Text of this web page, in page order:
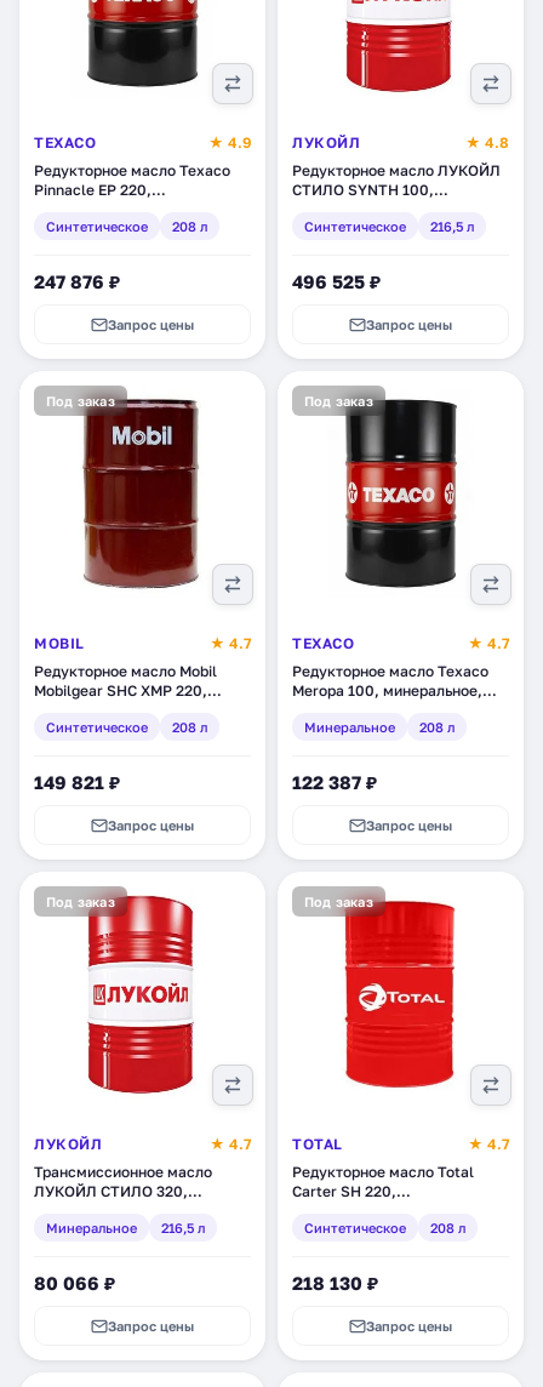
TEXACO
★ 4.9
Редукторное масло Texaco
Pinnacle EP 220,
(802083DEE)
Синтетическое 208 л
247 876 ₽
Запрос цены
ЛУКОЙЛ
★ 4.8
Редукторное масло ЛУКОЙЛ
СТИЛО SYNTH 100,
(3045815)
Синтетическое 216,5 л
496 525 ₽
Запрос цены
Под заказ
MOBIL
★ 4.7
Редукторное масло Mobil
Mobilgear SHC XMP 220,
(122867)
Синтетическое 208 л
149 821 ₽
Запрос цены
Под заказ
TEXACO
★ 4.7
Редукторное масло Texaco
Meropa 100, минеральное,
Минеральное 208 л
122 387 ₽
Запрос цены
Под заказ
ЛУКОЙЛ
★ 4.7
Трансмиссионное масло
ЛУКОЙЛ СТИЛО 320,
(143936)
Минеральное 216,5 л
80 066 ₽
Запрос цены
Под заказ
TOTAL
★ 4.7
Редукторное масло Total
Carter SH 220,
(112462)
Синтетическое 208 л
218 130 ₽
Запрос цены